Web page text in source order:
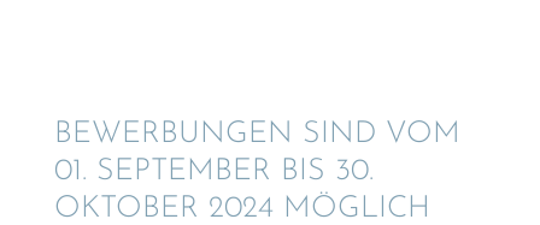
BEWER­BUN­GEN SIND VOM
01. SEPTEM­BER BIS 30.
OKTOBER 2024 MÖGLICH